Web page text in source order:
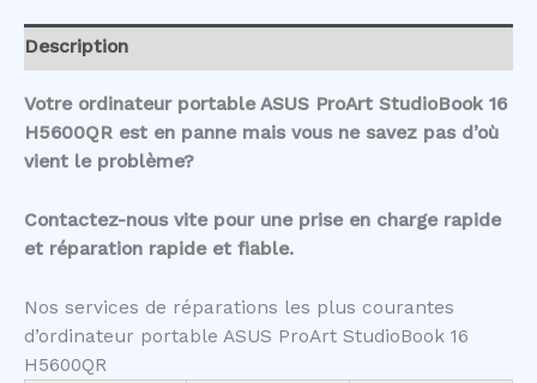
Description
Votre ordinateur portable ASUS ProArt StudioBook 16
H5600QR est en panne mais vous ne savez pas d’où
vient le problème?
Contactez-nous vite pour une prise en charge rapide
et réparation rapide et fiable.
Nos services de réparations les plus courantes
d’ordinateur portable ASUS ProArt StudioBook 16
H5600QR